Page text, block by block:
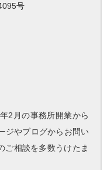
号
2月の事務所開業から
ジやブログからお問い
ご相談を多数うけたま